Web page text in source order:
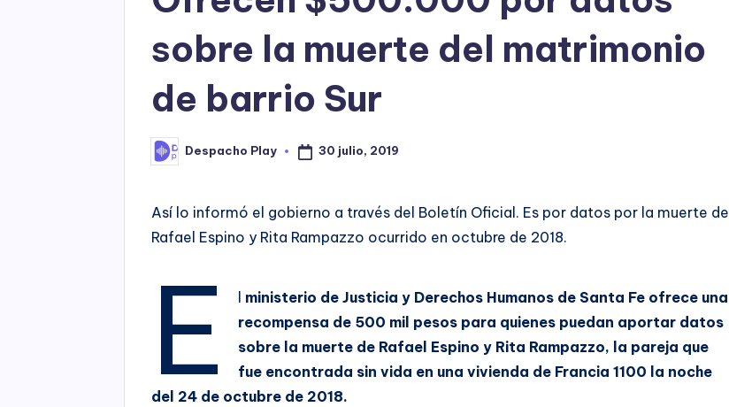
o
sobre la muerte del matrimonio
de barrio Sur
Posted
by
Despacho Play 30 julio, 2019
Así lo informó el gobierno a través del Boletín Oficial. Es por datos por la muerte de
Rafael Espino y Rita Rampazzo ocurrido en octubre de 2018.
E l ministerio de Justicia y Derechos Humanos de Santa Fe ofrece una
recompensa de 500 mil pesos para quienes puedan aportar datos
sobre la muerte de Rafael Espino y Rita Rampazzo, la pareja que
fue encontrada sin vida en una vivienda de Francia 1100 la noche
del 24 de octubre de 2018.